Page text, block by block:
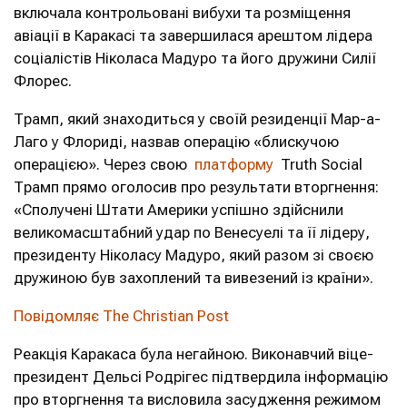
включала контрольовані вибухи та розміщення
авіації в Каракасі та завершилася арештом лідера
соціалістів Ніколаса Мадуро та його дружини Силії
Флорес.
Трамп, який знаходиться у своїй резиденції Мар-а-
Лаго у Флориді, назвав операцію «блискучою
операцією». Через свою платформу Truth Social
Трамп прямо оголосив про результати вторгнення:
«Сполучені Штати Америки успішно здійснили
великомасштабний удар по Венесуелі та її лідеру,
президенту Ніколасу Мадуро, який разом зі своєю
дружиною був захоплений та вивезений із країни».
Повідомляє The Christian Post
Реакція Каракаса була негайною. Виконавчий віце-
президент Дельсі Родрігес підтвердила інформацію
про вторгнення та висловила засудження режимом